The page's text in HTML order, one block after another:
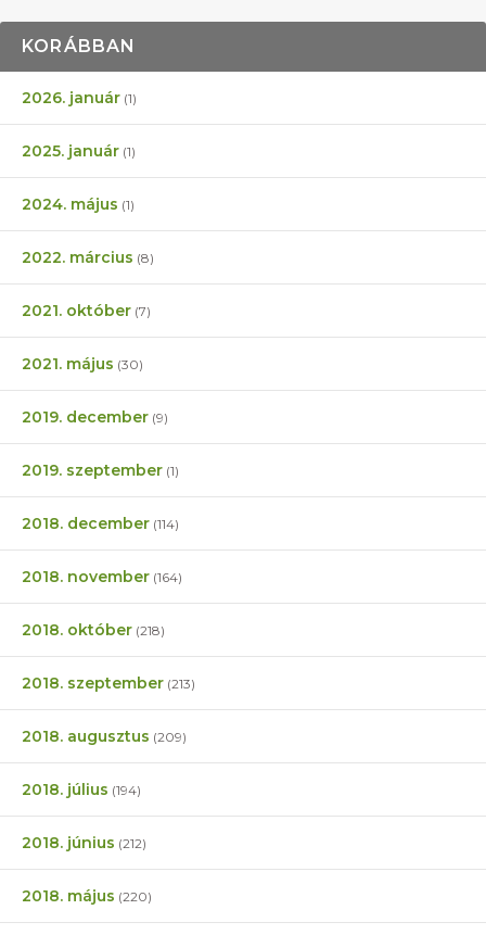
KORÁBBAN
2026. január (1)
2025. január (1)
2024. május (1)
2022. március (8)
2021. október (7)
2021. május (30)
2019. december (9)
2019. szeptember (1)
2018. december (114)
2018. november (164)
2018. október (218)
2018. szeptember (213)
2018. augusztus (209)
2018. július (194)
2018. június (212)
2018. május (220)